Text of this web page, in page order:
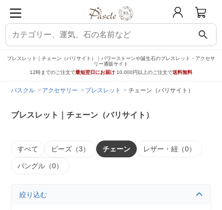
search
ブレスレット｜チェーン（バリサイト）｜パワーストーンや誕生石のブレスレット・アクセサ
リー通販サイト
12時までのご注文で最短翌日にお届け 10,000円以上のご注文で送料無料
パスクル アクセサリー ブレスレット チェーン（バリサイト）
ブレスレット｜チェーン（バリサイト）
すべて ビーズ（3） チェーン レザー・紐（0）
バングル（0）
絞り込む